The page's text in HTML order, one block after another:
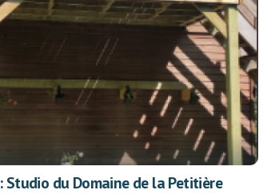
Studio du Domaine de la Petitière